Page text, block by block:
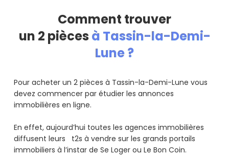
Comment trouver
un 2 pièces à Tassin-la-Demi-
Lune ?
Pour acheter un 2 pièces à Tassin-la-Demi-Lune vous
devez commencer par étudier les annonces
immobilières en ligne.
En effet, aujourd’hui toutes les agences immobilières
diffusent leurs t2s à vendre sur les grands portails
immobiliers à l’instar de Se Loger ou Le Bon Coin.